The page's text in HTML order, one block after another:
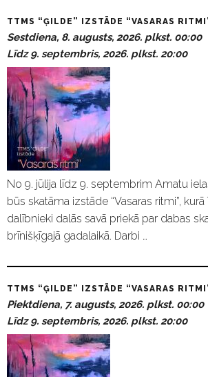
P
a
s
ā
k
u
m
i
TTMS “ĢILDE” IZSTĀDE “VASARAS
Sestdiena, 8. augusts, 2026. plkst. 00:00
Līdz 9. septembris, 2026. plkst. 20:00
No 9. jūlija līdz 9. septembrim Amatu
būs skatāma izstāde “Vasaras ritmi”, kurā
dalībnieki dalās savā priekā par dabas
brīnišķīgajā gadalaikā. Darbi …
TTMS “ĢILDE” IZSTĀDE “VASARAS
Piektdiena, 7. augusts, 2026. plkst. 00:00
Līdz 9. septembris, 2026. plkst. 20:00